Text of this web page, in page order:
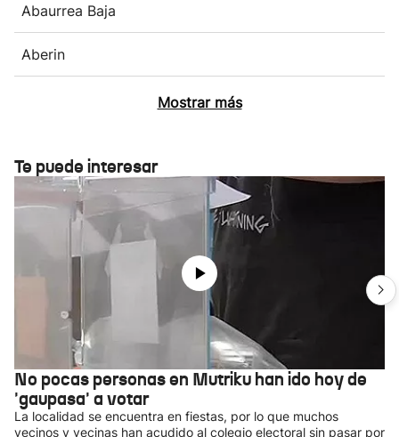
Abaurrea Baja
Aberin
Mostrar más
Te puede interesar
No pocas personas en Mutriku han ido hoy de
'gaupasa' a votar
La localidad se encuentra en fiestas, por lo que muchos
vecinos y vecinas han acudido al colegio electoral sin pasar por